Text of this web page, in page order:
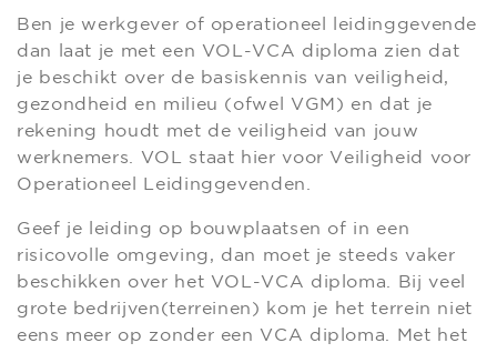
Ben je werkgever of operationeel leidinggevende
dan laat je met een VOL-VCA diploma zien dat
je beschikt over de basiskennis van veiligheid,
gezondheid en milieu (ofwel VGM) en dat je
rekening houdt met de veiligheid van jouw
werknemers. VOL staat hier voor Veiligheid voor
Operationeel Leidinggevenden.
Geef je leiding op bouwplaatsen of in een
risicovolle omgeving, dan moet je steeds vaker
beschikken over het VOL-VCA diploma. Bij veel
grote bedrijven(terreinen) kom je het terrein niet
eens meer op zonder een VCA diploma. Met het